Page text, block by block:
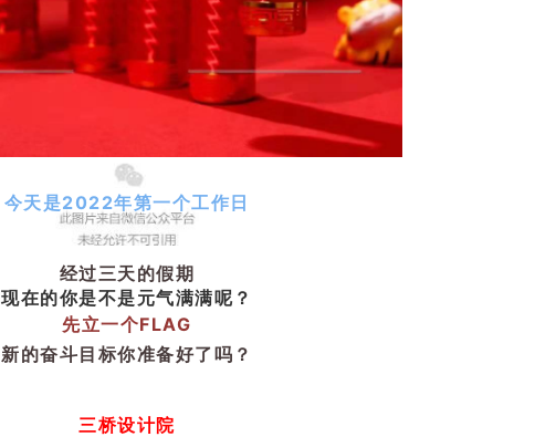
今天是2022年第一个工作日
经过三天的假期
现在的你是不是元气满满呢？
先立一个FLAG
新的奋斗目标你准备好了吗？
三桥设计院